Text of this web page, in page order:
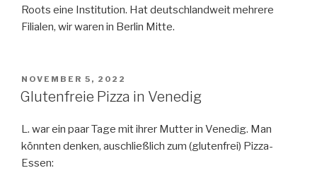
Roots eine Institution. Hat deutschlandweit mehrere
Filialen, wir waren in Berlin Mitte.
VERÖFFENTLICHT
AM
NOVEMBER 5, 2022
Glutenfreie Pizza in Venedig
L. war ein paar Tage mit ihrer Mutter in Venedig. Man
könnten denken, auschließlich zum (glutenfrei) Pizza-
Essen: